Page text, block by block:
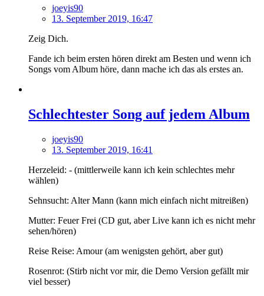
joeyis90
13. September 2019, 16:47
Zeig Dich.
Fande ich beim ersten hören direkt am Besten und wenn ich
Songs vom Album höre, dann mache ich das als erstes an.
Schlechtester Song auf jedem Album
joeyis90
13. September 2019, 16:41
Herzeleid: - (mittlerweile kann ich kein schlechtes mehr
wählen)
Sehnsucht: Alter Mann (kann mich einfach nicht mitreißen)
Mutter: Feuer Frei (CD gut, aber Live kann ich es nicht mehr
sehen/hören)
Reise Reise: Amour (am wenigsten gehört, aber gut)
Rosenrot: (Stirb nicht vor mir, die Demo Version gefällt mir
viel besser)